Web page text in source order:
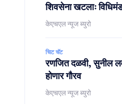
शिवसेना खटलाः
केएचएल न्यूज ब्युरो
चिट चॅट
रणजित दळवी, सुनील
होणार गौरव
केएचएल न्यूज ब्युरो